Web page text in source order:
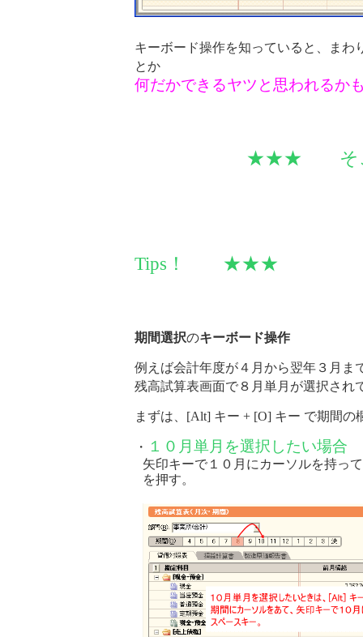
キーボード操作を知っていると、まわ
とか
何だかできるヤツと思われるか
★★★ そこで
Tips！ ★★★
期間選択のキーボード操作
例えば会計年度が４月から翌年３月ま
残高試算表画面で８月単月が選択され
まずは、[Alt] キー + [O] キー で期間の
・ １０月単月を選択したい場合
矢印キーで１０月にカーソルを持っ
を押す。